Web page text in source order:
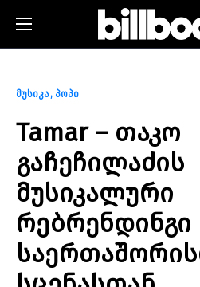
მუსიკა პოპი
Tamar – თაკო
გაჩეჩილაძის
მუსიკალური
რებრენდინგი